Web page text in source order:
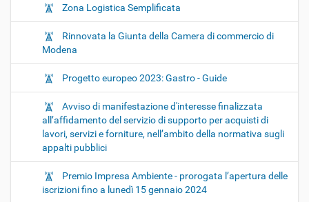
Zona Logistica Semplificata
Rinnovata la Giunta della Camera di commercio di
Modena
Progetto europeo 2023: Gastro - Guide
Avviso di manifestazione d'interesse finalizzata
all’affidamento del servizio di supporto per acquisti di
lavori, servizi e forniture, nell’ambito della normativa sugli
appalti pubblici
Premio Impresa Ambiente - prorogata l’apertura delle
iscrizioni fino a lunedì 15 gennaio 2024